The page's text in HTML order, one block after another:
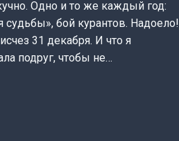
Одно и то же каждый год:
судьбы», бой курантов. Надоело!
31 декабря. И что я
подруг, чтобы не…